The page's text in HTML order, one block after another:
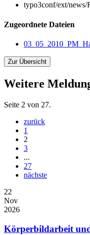
typo3conf/ext/news/
Zugeordnete Dateien
Zur Übersicht
Weitere
Seite 2 von 27.
zurück
1
2
3
...
27
nächste
22
Nov
2026
Körperbildarbeit